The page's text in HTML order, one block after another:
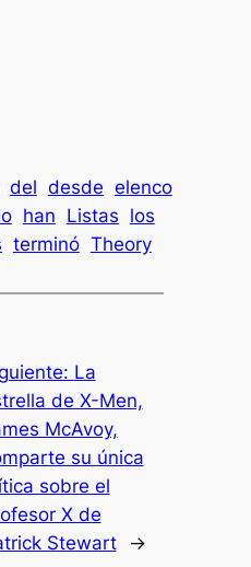
del desde elenco
han Listas los
terminó Theory
La
de X-Men,
McAvoy,
su única
sobre el
X de
Stewart
→